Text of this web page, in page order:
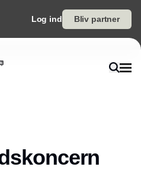
Log ind Bliv partner